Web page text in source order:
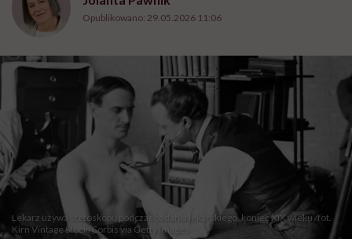
Opublikowano: 29.05.2026 11:06
Lekarz używa stetoskopu podczas badania lekarskiego, koniec XIX wieku /fot.
Kirn Vintage Stock/Corbis via Getty Images